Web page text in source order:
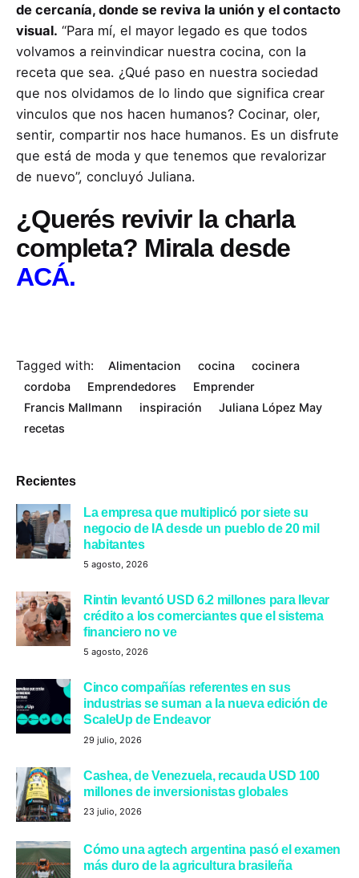
Recientes
La empresa que multiplicó por siete su
negocio de IA desde un pueblo de 20 mil
habitantes
5 agosto, 2026
Rintin levantó USD 6.2 millones para llevar
crédito a los comerciantes que el sistema
financiero no ve
5 agosto, 2026
Cinco compañías referentes en sus
industrias se suman a la nueva edición de
ScaleUp de Endeavor
29 julio, 2026
Cashea, de Venezuela, recauda USD 100
millones de inversionistas globales
23 julio, 2026
Cómo una agtech argentina pasó el examen
más duro de la agricultura brasileña
de cercanía, donde se reviva la unión y el contacto
visual. “Para mí, el mayor legado es que todos
volvamos a reinvindicar nuestra cocina, con la
receta que sea. ¿Qué paso en nuestra sociedad
que nos olvidamos de lo lindo que significa crear
vinculos que nos hacen humanos? Cocinar, oler,
sentir, compartir nos hace humanos. Es un disfrute
que está de moda y que tenemos que revalorizar
de nuevo”, concluyó Juliana.
¿Querés revivir la charla
completa? Mirala desde
ACÁ.
Tagged with: Alimentacion cocina
cocinera
cordoba
Emprendedores
Emprender
Francis Mallmann
inspiración
Juliana López May
recetas